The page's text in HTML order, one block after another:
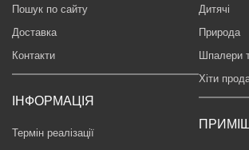
Пошук по сайту
Доставка
Контакти
ІНФОРМАЦІЯ
Термін реалізації
Дитячі
Природа
Шпалери
Хіти